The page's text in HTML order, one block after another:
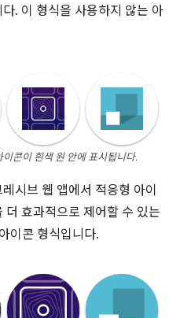
. 이 형식을 사용하지 않는 아
콘이 흰색 원 안에 표시됩니다.
시브 웹 앱에서 적응형 아이
더 효과적으로 제어할 수 있는
이콘 형식입니다.